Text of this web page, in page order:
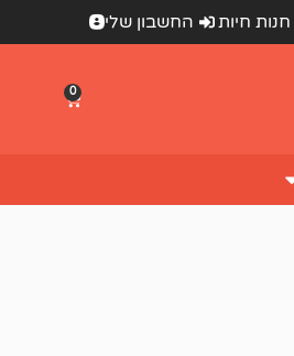
חנות חיות החשבון שלי
0